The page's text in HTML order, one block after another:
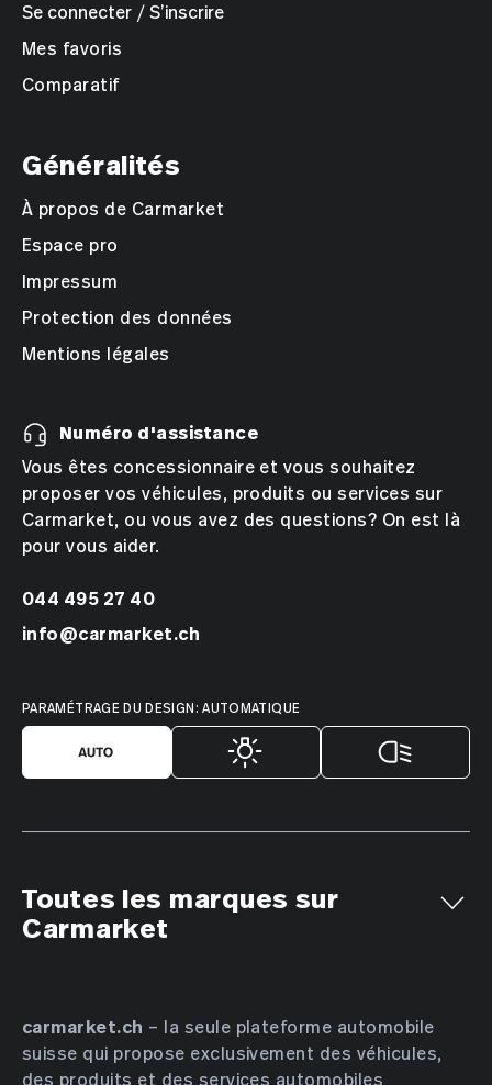
Se connecter / S’inscrire
Mes favoris
Comparatif
Généralités
À propos de Carmarket
Espace pro
Impressum
Protection des données
Mentions légales
Numéro d'assistance
Vous êtes concessionnaire et vous souhaitez
proposer vos véhicules, produits ou services sur
Carmarket, ou vous avez des questions? On est là
pour vous aider.
044 495 27 40
info@carmarket.ch
PARAMÉTRAGE DU DESIGN: AUTOMATIQUE
Toutes les marques sur
Carmarket
Aston Martin
Audi Bentley BMW
Bucher
Bugatti
BYD Cadillac Chevrolet
Chrysler
carmarket.ch – la seule plateforme automobile
suisse qui propose exclusivement des véhicules,
des produits et des services automobiles